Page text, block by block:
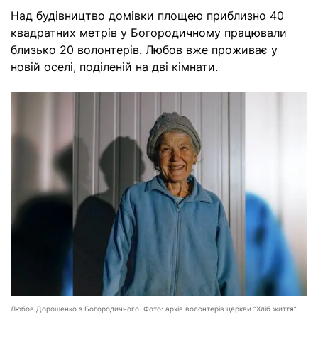
Над будівництво домівки площею приблизно 40
квадратних метрів у Богородичному працювали
близько 20 волонтерів. Любов вже проживає у
новій оселі, поділеній на дві кімнати.
Любов Дорошенко з Богородичного. Фото: архів волонтерів церкви “Хліб життя”